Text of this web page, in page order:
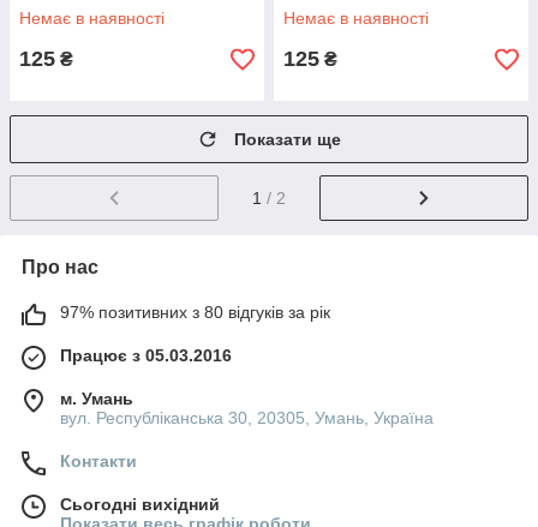
Немає в наявності
125 ₴
Немає в наявності
125 ₴
Показати ще
1 / 2
Про нас
97% позитивних з 80 відгуків за рік
Працює з 05.03.2016
м. Умань
вул. Республіканська 30, 20305, Умань, Україна
Контакти
Сьогодні вихідний